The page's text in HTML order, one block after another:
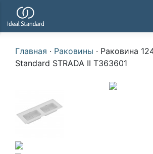
Главная · Раковины · Раковина
Standard STRADA II T363601